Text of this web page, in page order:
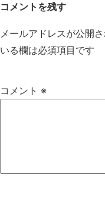
コメントを残す
メールアドレスが公開
いる欄は必須項目です
コメント ※